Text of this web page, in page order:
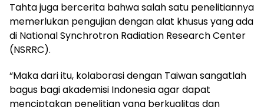
Tahta juga bercerita bahwa salah satu penelitiannya
memerlukan pengujian dengan alat khusus yang ada
di National Synchrotron Radiation Research Center
(NSRRC).
“Maka dari itu, kolaborasi dengan Taiwan sangatlah
bagus bagi akademisi Indonesia agar dapat
menciptakan penelitian yang berkualitas dan